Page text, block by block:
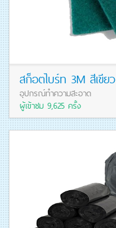
สก็อตไบร์ท 3M สีเขียว
อุปกรณ์ทำความสะอาด
ผู้เข้าชม 9,625 ครั้ง